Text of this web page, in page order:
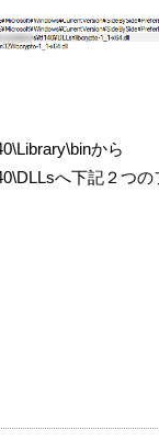
から
へ下記２つ